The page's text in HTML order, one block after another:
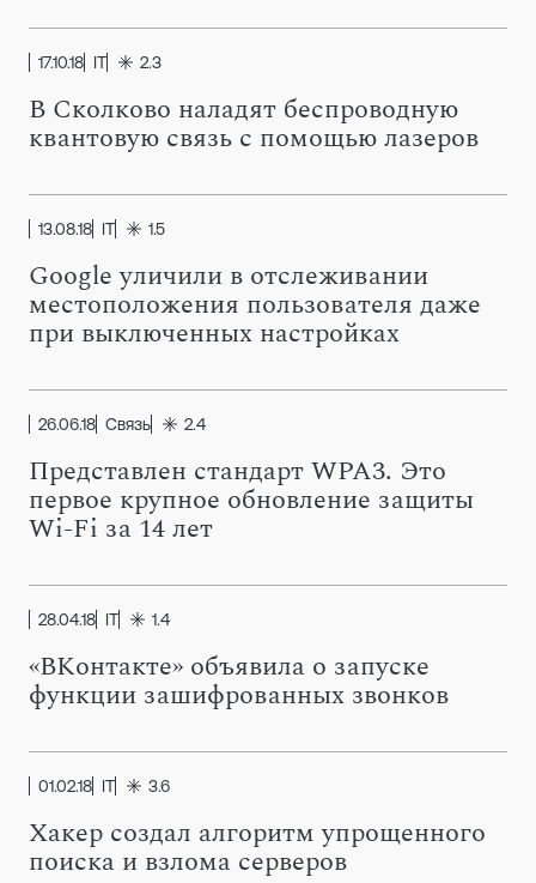
17.10.18 IT 2.3
В Сколково наладят беспроводную
квантовую связь с помощью лазеров
13.08.18 IT 1.5
Google уличили в отслеживании
местоположения пользователя даже
при выключенных настройках
26.06.18 Связь 2.4
Представлен стандарт WPA3. Это
первое крупное обновление защиты
Wi-Fi за 14 лет
28.04.18 IT 1.4
«ВКонтакте» объявила о запуске
функции зашифрованных звонков
01.02.18 IT 3.6
Хакер создал алгоритм упрощенного
поиска и взлома серверов